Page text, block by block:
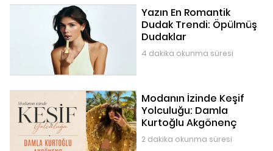
Yazın En Romantik
Dudak Trendi: Öpülmüş
Dudaklar
4 dakika okunma süresi
Modanın İzinde Keşif
Yolculuğu: Damla
Kurtoğlu Akgönenç
2 dakika okunma süresi